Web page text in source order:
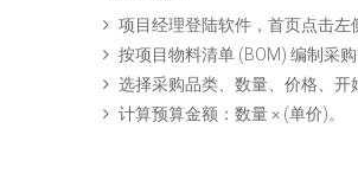
项目经理登陆软件，首页点击
按项目物料清单 (BOM) 编制采购
选择采购品类、数量、价格、开
计算预算金额：数量 × (单价)。